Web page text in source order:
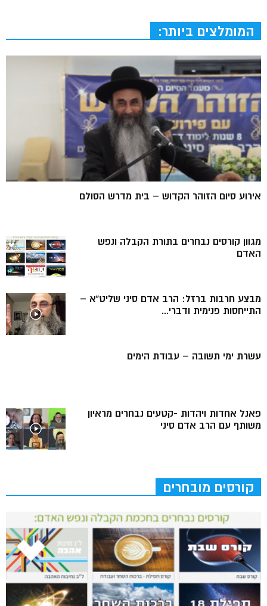
המומלצים ביותר:
אירוע סיום הזוהר הקדוש – בית מדרש הסולם
מגוון קורסים נבחרים בתורת הקבלה ונפש
האדם
מבצע חרבות ברזל: הרב אדם סיני שליט”א –
התייחסות פנימית ודברי...
עשרת ימי תשובה – עבודת הימים
פאנל אחדות ויהדות -קטעים נבחרים מראיון
משותף עם הרב אדם סיני
קורסים מובחרים